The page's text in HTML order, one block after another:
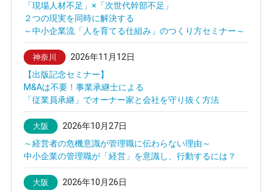
「現場人材不足」×「次世代幹部不足」
２つの現実を同時に解決する
～中小企業流「人を育てる仕組み」のつくり方セミナー～
神奈川
2026年11月12日
【出版記念セミナー】
M&Aは不要！事業承継士による
「従業員承継」でオーナー家と会社を守り抜く方法
大阪
2026年10月27日
～経営者の危機意識が管理職に伝わらない理由～
中小企業の管理職が「経営」を意識し、行動するには？
大阪
2026年10月26日